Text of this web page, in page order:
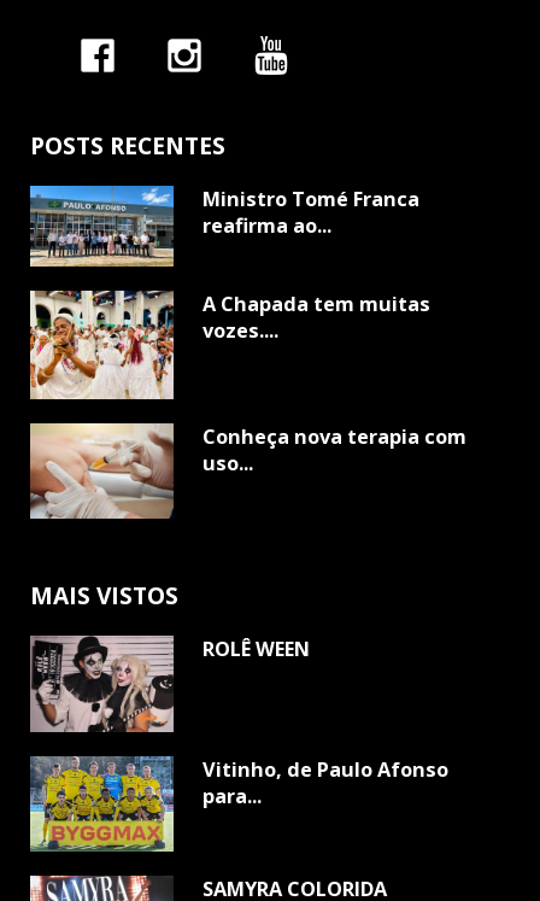
POSTS RECENTES
Ministro Tomé Franca
reafirma ao...
A Chapada tem muitas
vozes....
Conheça nova terapia com
uso...
MAIS VISTOS
ROLÊ WEEN
Vitinho, de Paulo Afonso
para...
SAMYRA COLORIDA